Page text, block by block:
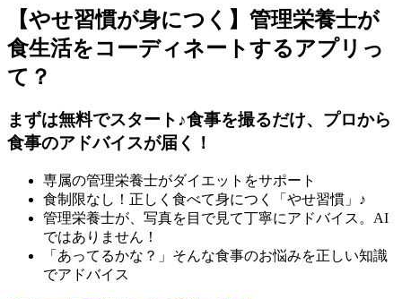
【やせ習慣が身につく】管理栄養士が
食生活をコーディネートするアプリっ
て？
まずは無料でスタート♪食事を撮るだけ、プロから
食事のアドバイスが届く！
専属の管理栄養士がダイエットをサポート
食制限なし！正しく食べて身につく「やせ習慣」♪
管理栄養士が、写真を目で見て丁寧にアドバイス。AI
ではありません！
「あってるかな？」そんな食事のお悩みを正しい知識
でアドバイス